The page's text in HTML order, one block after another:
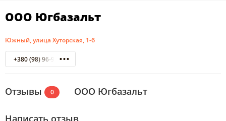
ООО Югбазальт
Южный, улица Хуторская, 1-б
+380 (98) 96-97-478
Отзывы 0 ООО Югбазальт